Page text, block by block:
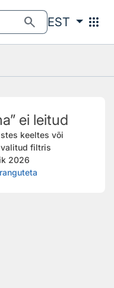
search EST apps
ei leitud
keeltes või
filtris
2026